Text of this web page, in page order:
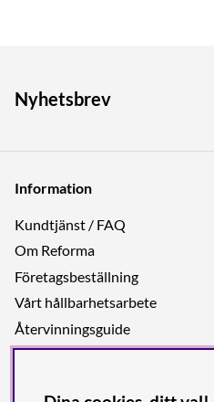
Nyhetsbrev
Information
Kundtjänst / FAQ
Om Reforma
Företagsbeställning
Vårt hållbarhetsarbete
Återvinningsguide
Integritetspolicy